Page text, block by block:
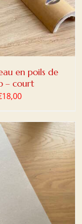
en poils de
– court
18,00
PANIER